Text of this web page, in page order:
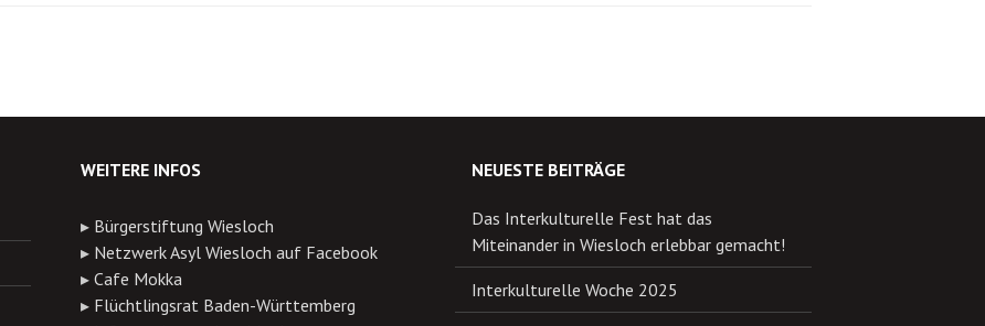
WEITERE INFOS
▸ Bürgerstiftung Wiesloch
▸ Netzwerk Asyl Wiesloch auf Facebook
▸Cafe Mokka
▸ Flüchtlingsrat Baden-Württemberg
NEUESTE BEITRÄGE
Das Interkulturelle Fest hat das
Miteinander in Wiesloch erlebbar gemacht!
Interkulturelle Woche 2025